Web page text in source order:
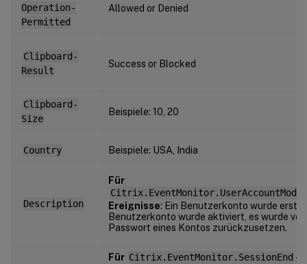
Operation-
Permitted
Allowed or Denied
Clipboard-
Result
Success or Blocked
Clipboard-
Size
Beispiele: 10, 20
Country Beispiele: USA, India
Description
Für
Ereignisse: Ein Benutzerkonto wurde
Benutzerkonto wurde aktiviert, es wurde
Passwort eines Kontos zurückzusetzen.
Für Citrix.EventMonitor.SessionEnd -